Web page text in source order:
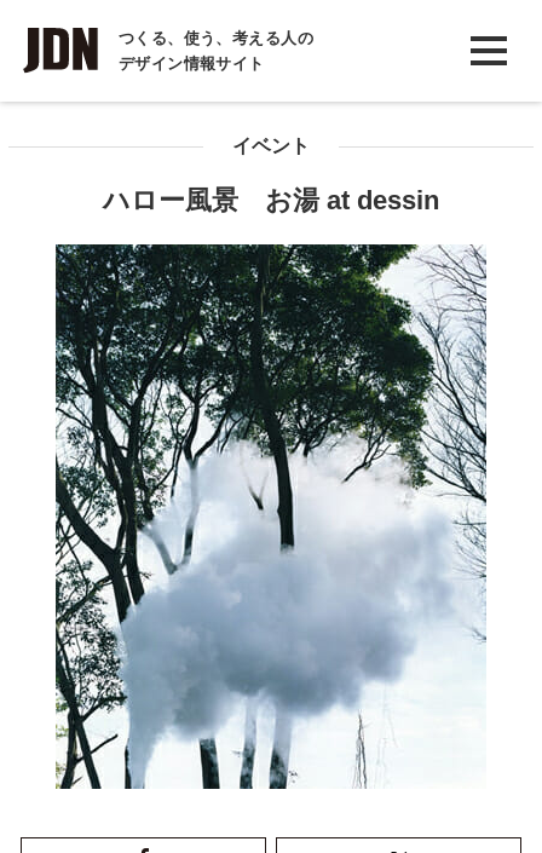
つくる、使う、考える人の
デザイン情報サイト
INTERVIEW
インタビュー
コラム
イベント
ハロー風景 お湯 at dessin